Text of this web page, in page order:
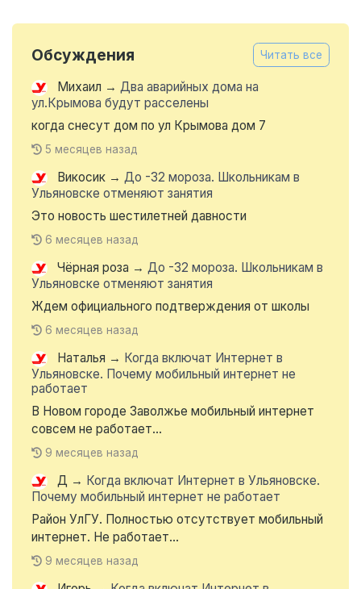
Обсуждения Читать все
Михаил → Два аварийных дома на
ул.Крымова будут расселены
когда снесут дом по ул Крымова дом 7
5 месяцев назад
Викосик → До -32 мороза. Школьникам в
Ульяновске отменяют занятия
Это новость шестилетней давности
6 месяцев назад
Чёрная роза → До -32 мороза. Школьникам в
Ульяновске отменяют занятия
Ждем официального подтверждения от школы
6 месяцев назад
Наталья → Когда включат Интернет в
Ульяновске. Почему мобильный интернет не
работает
В Новом городе Заволжье мобильный интернет
совсем не работает...
9 месяцев назад
Д → Когда включат Интернет в Ульяновске.
Почему мобильный интернет не работает
Район УлГУ. Полностью отсутствует мобильный
интернет. Не работает...
9 месяцев назад